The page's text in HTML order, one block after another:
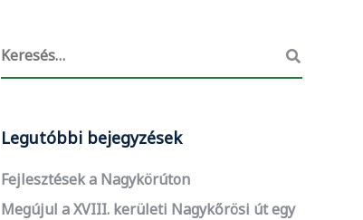
Legutóbbi bejegyzések
Fejlesztések a Nagykörúton
Megújul a XVIII. kerületi Nagykőrösi út egy